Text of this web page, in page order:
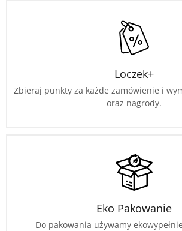
Loczek+
Zbieraj punkty za każde zamówienie i
oraz nagrody.
Eko Pakowanie
Do pakowania używamy